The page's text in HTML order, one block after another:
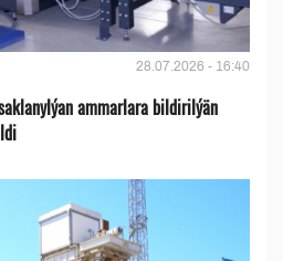
28.07.2026 - 16:40
ammarlara bildirilýän